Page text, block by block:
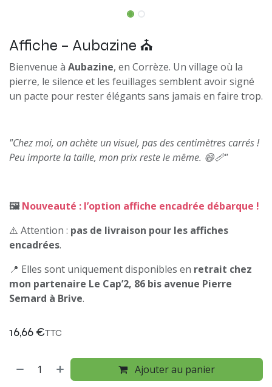
Affiche – Aubazine ⛪
Bienvenue à Aubazine, en Corrèze. Un village où la
pierre, le silence et les feuillages semblent avoir signé
un pacte pour rester élégants sans jamais en faire trop.
"Chez moi, on achète un visuel, pas des centimètres carrés !
Peu importe la taille, mon prix reste le même. 😄📏"
🖼️Nouveauté : l’option affiche encadrée débarque !
⚠️ Attention : pas de livraison pour les affiches
encadrées.
📍 Elles sont uniquement disponibles en retrait chez
mon partenaire Le Cap’2, 86 bis avenue Pierre
Semard à Brive.
16,66€TTC
Ajouter au panier